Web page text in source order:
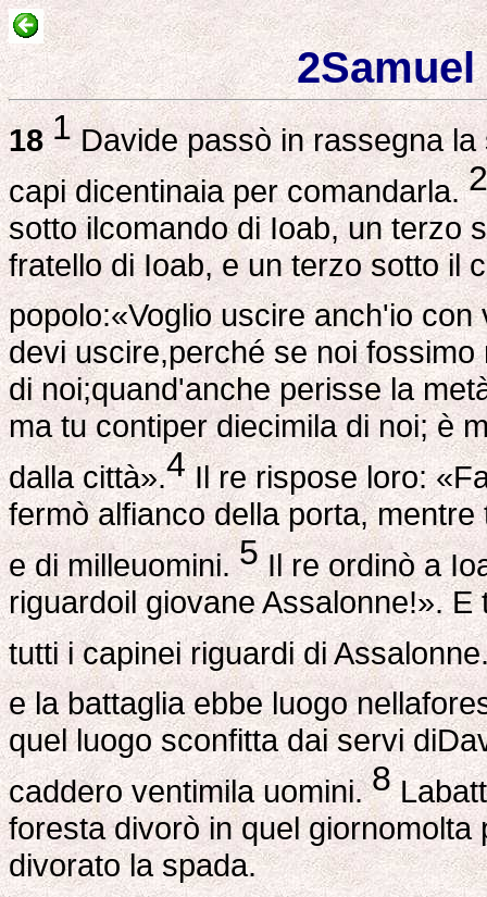
2Samuel
18 1Davide passò in rassegna
capi dicentinaia per comandarla.2
sotto ilcomando di Ioab, un terzo
fratello di Ioab, e un terzo sotto il
popolo:«Voglio uscire anch'io
devi uscire,perché se noi
di noi;quand'anche perisse la
ma tu contiper diecimila di noi; è
dalla città».4Il re rispose loro:
fermò alfianco della porta,
e di milleuomini.5Il re ordinò a
riguardoil giovane Assalonne!».
tutti i capinei riguardi di
e la battaglia ebbe luogo
quel luogo sconfitta dai servi
caddero ventimila uomini.8
foresta divorò in quel
divorato la spada.